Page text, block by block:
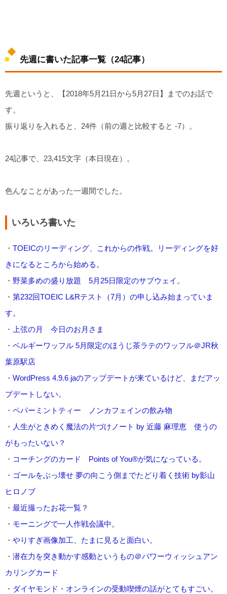
先週に書いた記事一覧（24記事）
先週というと、【2018年5月21日から5月27日】までのお話で
す。
振り返りを入れると、24件（前の週と比較すると -7）。
24記事で、23,415文字（本日現在）。
色んなことがあった一週間でした。
いろいろ書いた
・ TOEICのリーディング、これからの作戦。リーディングを好
きになるところから始める。
・ 野菜多めの盛り放題 5月25日限定のサブウェイ。
・ 第232回TOEIC L&Rテスト（7月）の申し込み始まっていま
す。
・ 上弦の月 今日のお月さま
・ ベルギーワッフル 5月限定のほうじ茶ラテのワッフル＠JR秋
葉原駅店
・ WordPress 4.9.6 jaのアップデートが来ているけど、まだアッ
プデートしない。
・ ペパーミントティー ノンカフェインの飲み物
・ 人生がときめく魔法の片づけノート by 近藤 麻理恵 使うの
がもったいない？
・ コーチングのカード Points of You®︎が気になっている。
・ ゴールをぶっ壊せ 夢の向こう側までたどり着く技術 by影山
ヒロノブ
・ 最近撮ったお花一覧？
・ モーニングで一人作戦会議中。
・ やりすぎ画像加工、たまに見ると面白い。
・ 潜在力を突き動かす感動というもの＠パワーウィッシュアン
カリングカード
・ ダイヤモンド・オンラインの受動喫煙の話がとてもすごい。